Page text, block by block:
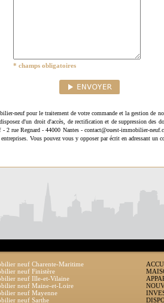
* champs obligatoires
neuf pour le traitement de votre commande et la gestion de
d'un droit d'accès, de rectification et de suppression des
2 rue Regnard - 44000 Nantes - contact@ouest-immobilier-
Vous pouvez vous y opposer par écrit en adressant un
neuf Charente-Maritime
neuf Finistère
neuf Ille-et-Vilaine
neuf Maine-et-Loire
neuf Mayenne
neuf Sarthe